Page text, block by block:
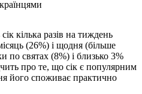
кілька разів на тиждень
(26%) і щодня (більше
по святах (8%) і близько 3%
про те, що сік є популярним
його споживає практично